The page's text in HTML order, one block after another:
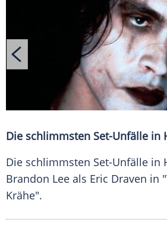
Die schlimmsten Set-Unfälle in
Die schlimmsten Set-Unfälle in
Brandon Lee als Eric Draven in
Krähe".